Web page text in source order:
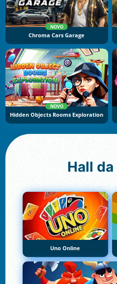
NOVO
Chroma Cars Garage
NOVO
Hidden Objects Rooms Exploration
Hall da
Uno Online